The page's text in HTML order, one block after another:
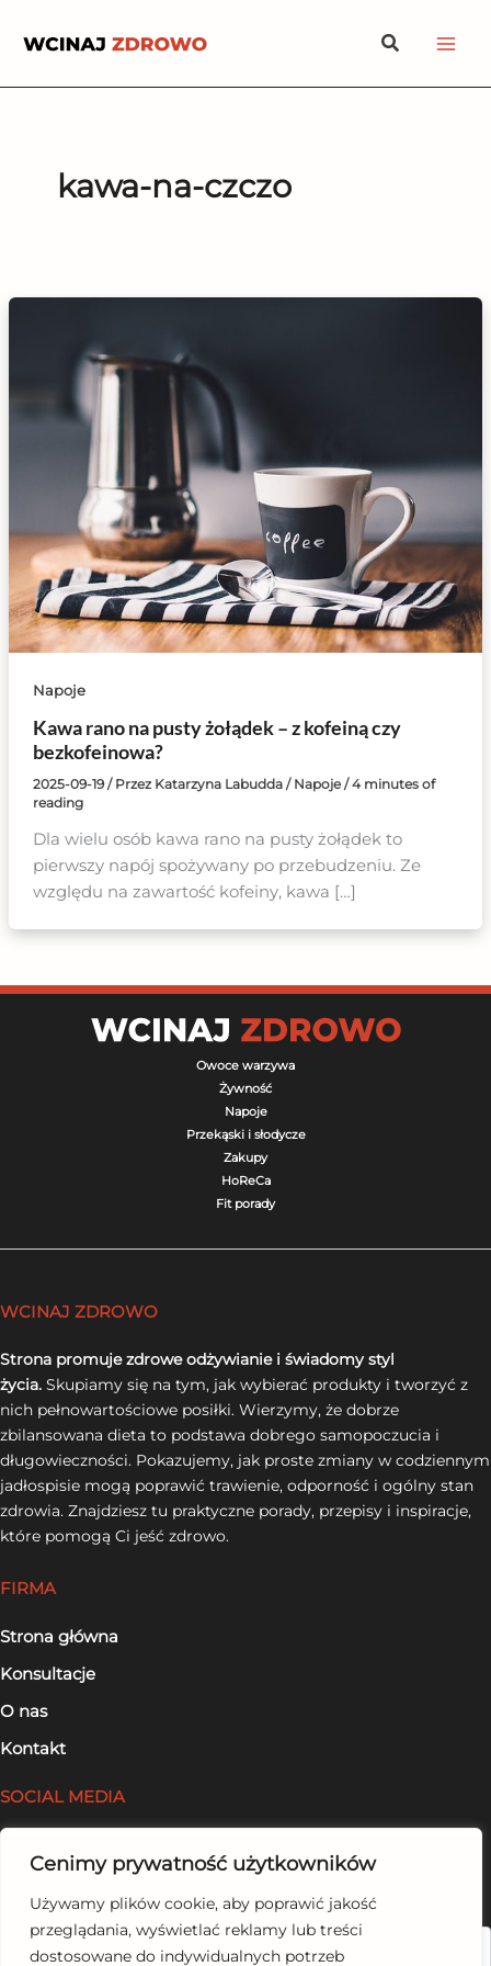
Cenimy prywatność użytkowników
Używamy plików cookie, aby poprawić jakość
przeglądania, wyświetlać reklamy lub treści
dostosowane do indywidualnych potrzeb
Szukaj
kawa-na-czczo
Napoje
Kawa rano na pusty żołądek – z kofeiną czy
bezkofeinowa?
2025-09-19/ Przez Katarzyna Labudda / Napoje/4 minutes of
reading
Dla wielu osób kawa rano na pusty żołądek to
pierwszy napój spożywany po przebudzeniu. Ze
względu na zawartość kofeiny, kawa […]
Owoce warzywa
Żywność
Napoje
Przekąski i słodycze
Zakupy
HoReCa
Fit porady
WCINAJ ZDROWO
Strona promuje zdrowe odżywianie i świadomy styl
życia. Skupiamy się na tym, jak wybierać produkty i tworzyć z
nich pełnowartościowe posiłki. Wierzymy, że dobrze
zbilansowana dieta to podstawa dobrego samopoczucia i
długowieczności. Pokazujemy, jak proste zmiany w codziennym
jadłospisie mogą poprawić trawienie, odporność i ogólny stan
zdrowia. Znajdziesz tu praktyczne porady, przepisy i inspiracje,
które pomogą Ci jeść zdrowo.
FIRMA
Strona główna
Konsultacje
O nas
Kontakt
SOCIAL MEDIA
Szukaj